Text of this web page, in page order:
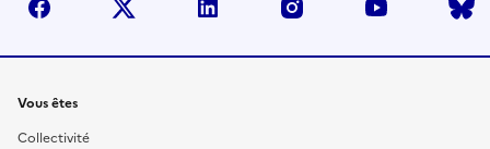
facebook twitter linkedin instagram youtube
Liens
Vous êtes
Collectivité